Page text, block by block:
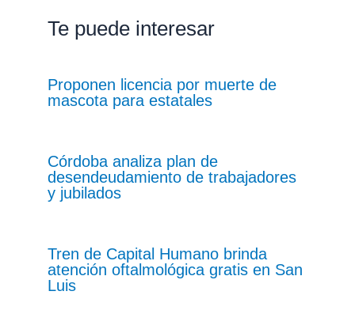
Te puede interesar
Proponen licencia por muerte de
mascota para estatales
Córdoba analiza plan de
desendeudamiento de trabajadores
y jubilados
Tren de Capital Humano brinda
atención oftalmológica gratis en San
Luis